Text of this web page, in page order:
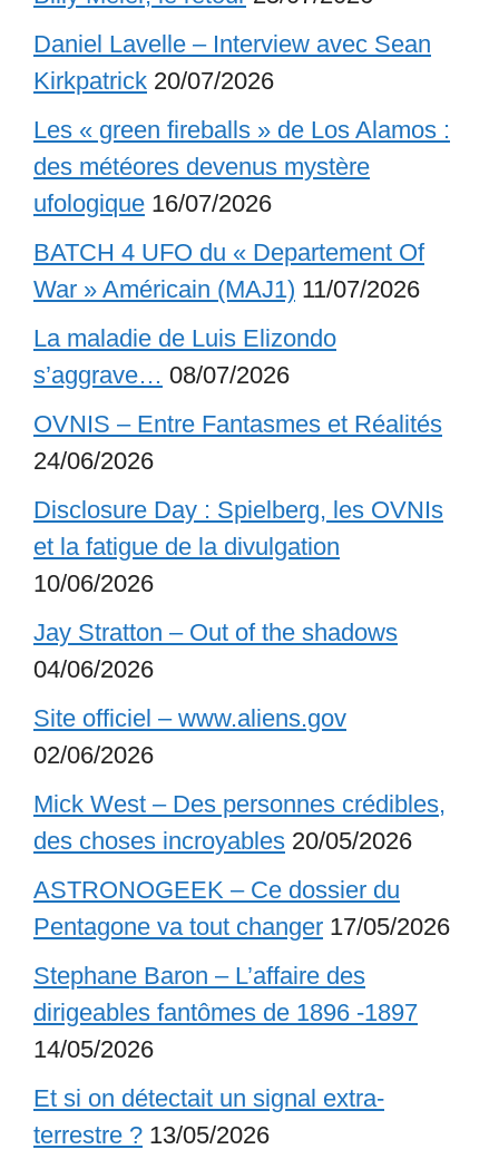
Daniel Lavelle – Interview avec Sean
Kirkpatrick 20/07/2026
Les « green fireballs » de Los Alamos :
des météores devenus mystère
ufologique 16/07/2026
BATCH 4 UFO du « Departement Of
War » Américain (MAJ1) 11/07/2026
La maladie de Luis Elizondo
s’aggrave… 08/07/2026
OVNIS – Entre Fantasmes et Réalités
24/06/2026
Disclosure Day : Spielberg, les OVNIs
et la fatigue de la divulgation
10/06/2026
Jay Stratton – Out of the shadows
04/06/2026
Site officiel – www.aliens.gov
02/06/2026
Mick West – Des personnes crédibles,
des choses incroyables 20/05/2026
ASTRONOGEEK – Ce dossier du
Pentagone va tout changer 17/05/2026
Stephane Baron – L’affaire des
dirigeables fantômes de 1896 -1897
14/05/2026
Et si on détectait un signal extra-
terrestre ? 13/05/2026